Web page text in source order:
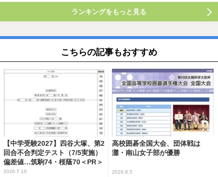
ランキングをもっと見る
こちらの記事もおすすめ
【中学受験2027】四谷大塚、第2
回合不合判定テスト（7/5実施）
偏差値…筑駒74・桜蔭70＜PR＞
2026.7.10
高校囲碁全国大会、団体戦は
灘・南山女子部が優勝
2026.8.5